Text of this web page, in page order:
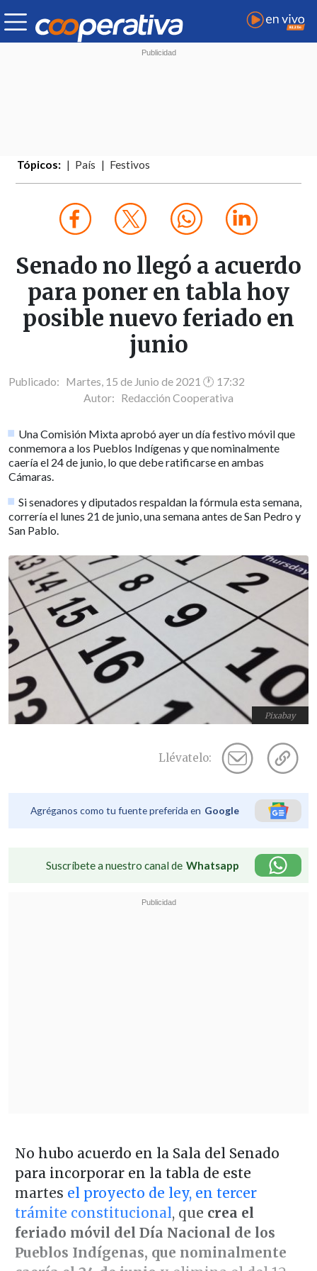
Tópicos: País Festivos
Senado no llegó a acuerdo
para poner en tabla hoy
posible nuevo feriado en
junio
Publicado: Martes, 15 de Junio de 2021 🕐 17:32
Autor: Redacción Cooperativa
Una Comisión Mixta aprobó ayer un día festivo móvil que
conmemora a los Pueblos Indígenas y que nominalmente
caería el 24 de junio, lo que debe ratificarse en ambas
Cámaras.
Si senadores y diputados respaldan la fórmula esta semana,
correría el lunes 21 de junio, una semana antes de San Pedro y
San Pablo.
Pixabay
Llévatelo:
Agréganos como tu fuente preferida en Google
Suscríbete a nuestro canal de Whatsapp
No hubo acuerdo en la Sala del Senado
para incorporar en la tabla de este
martes el proyecto de ley, en tercer
trámite constitucional, que crea el
feriado móvil del Día Nacional de los
Pueblos Indígenas, que nominalmente